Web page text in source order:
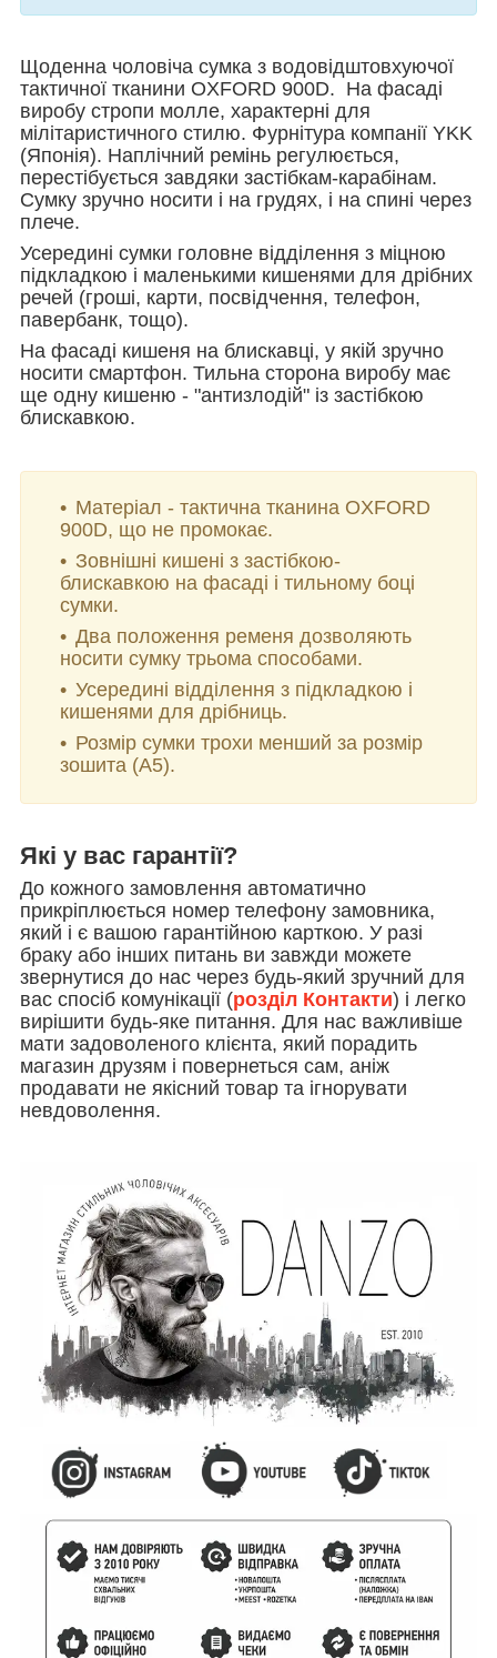
Щоденна чоловіча сумка з водовідштовхуючої
тактичної тканини OXFORD 900D. На фасаді
виробу стропи молле, характерні для
мілітаристичного стилю. Фурнітура компанії YKK
(Японія). Наплічний ремінь регулюється,
перестібується завдяки застібкам-карабінам.
Сумку зручно носити і на грудях, і на спині через
плече.
Усередині сумки головне відділення з міцною
підкладкою і маленькими кишенями для дрібних
речей (гроші, карти, посвідчення, телефон,
павербанк, тощо).
На фасаді кишеня на блискавці, у якій зручно
носити смартфон. Тильна сторона виробу має
ще одну кишеню - "антизлодій" із застібкою
блискавкою.
Матеріал - тактична тканина OXFORD
900D, що не промокає.
Зовнішні кишені з застібкою-
блискавкою на фасаді і тильному боці
сумки.
Два положення ременя дозволяють
носити сумку трьома способами.
Усередині відділення з підкладкою і
кишенями для дрібниць.
Розмір сумки трохи менший за розмір
зошита (А5).
Які у вас гарантії?
До кожного замовлення автоматично
прикріплюється номер телефону замовника,
який і є вашою гарантійною карткою. У разі
браку або інших питань ви завжди можете
звернутися до нас через будь-який зручний для
вас спосіб комунікації (розділ Контакти) і легко
вирішити будь-яке питання. Для нас важливіше
мати задоволеного клієнта, який порадить
магазин друзям і повернеться сам, аніж
продавати не якісний товар та ігнорувати
невдоволення.